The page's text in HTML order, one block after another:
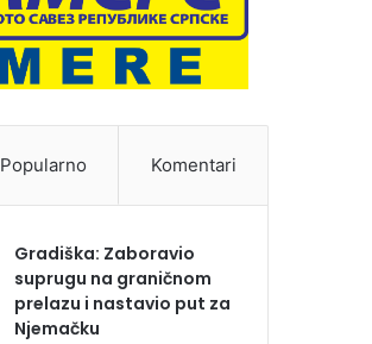
Popularno Komentari
Gradiška: Zaboravio
suprugu na graničnom
prelazu i nastavio put za
Njemačku